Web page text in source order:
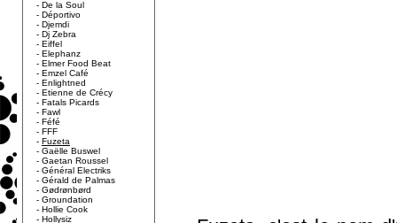
- De la Soul
- Déportivo
- Djemdi
- Dj Zebra
- Eiffel
- Elephanz
- Elmer Food Beat
- Emzel Café
- Enlightned
- Etienne de Crécy
- Fatals Picards
- Fawl
- Féfé
- FFF
- Fuzeta
- Gaëlle Buswel
- Gaetan Roussel
- Général Electriks
- Gérald de Palmas
- Gødrønbørd
- Groundation
- Hollie Cook
- Hollysiz